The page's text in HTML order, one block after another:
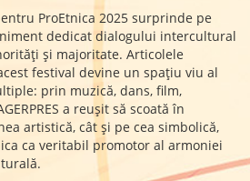
ProEtnica 2025 surprinde pe
dedicat dialogului intercultural
și majoritate. Articolele
festival devine un spațiu viu al
prin muzică, dans, film,
a reușit să scoată în
artistică, cât și pe cea simbolică,
ca veritabil promotor al armoniei